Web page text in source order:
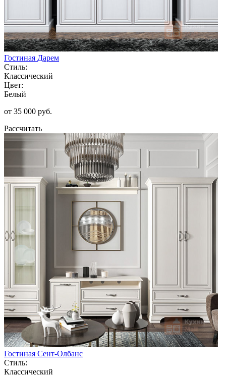
Гостиная Дарем
Стиль:
Классический
Цвет:
Белый
от 35 000 руб.
Рассчитать
Гостиная Сент-Олбанс
Стиль:
Классический